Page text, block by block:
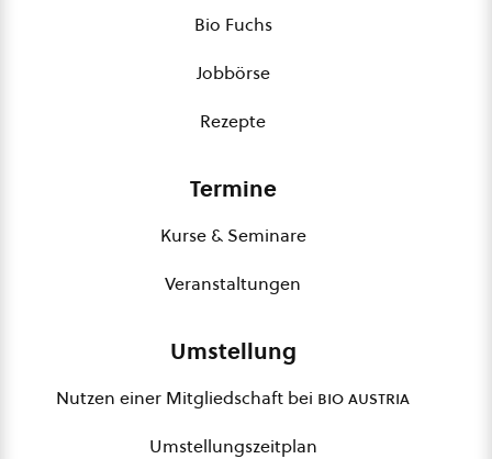
Bio Fuchs
Jobbörse
Rezepte
Termine
Kurse & Seminare
Veranstaltungen
Umstellung
Nutzen einer Mitgliedschaft bei bio austria
Umstellungszeitplan